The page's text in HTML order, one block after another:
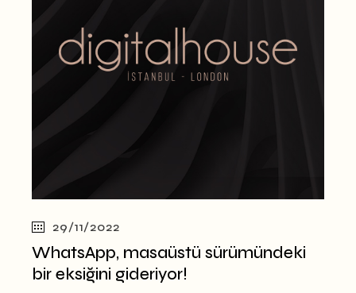
29/11/2022
WhatsApp, masaüstü sürümündeki
bir eksiğini gideriyor!